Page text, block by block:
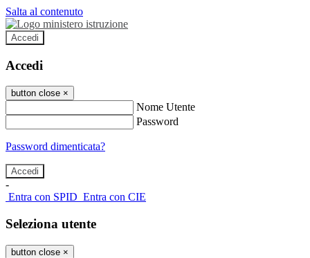
Salta al contenuto
Accedi
Accedi
button close ×
Nome Utente
Password
Password dimenticata?
-
Entra con SPID Entra con CIE
Seleziona utente
button close ×